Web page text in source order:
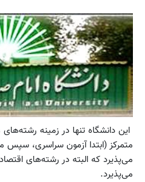
این دانشگاه تنها در زمینه
متمرکز (ابتدا آزمون سراسری،
می‌پذیرد که البته در رشته‌های
می‌پذیرد.